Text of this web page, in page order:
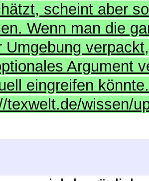
scheint aber
Wenn man die
Umgebung
Argument
eingreifen
texwelt.de/wissen/